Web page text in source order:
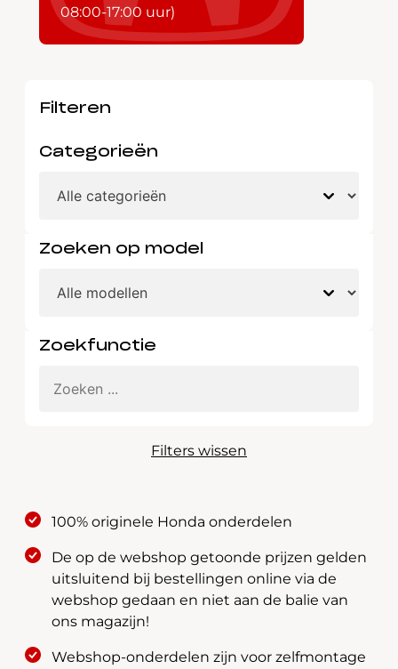
08:00-17:00 uur)
Filteren
Categorieën
Zoeken op model
Zoekfunctie
Filters wissen
100% originele Honda onderdelen
De op de webshop getoonde prijzen gelden
uitsluitend bij bestellingen online via de
webshop gedaan en niet aan de balie van
ons magazijn!
Webshop-onderdelen zijn voor zelfmontage